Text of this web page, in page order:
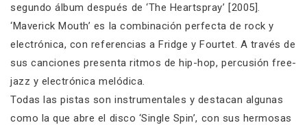
segundo álbum después de ‘The Heartspray’ [2005].
‘Maverick Mouth’ es la combinación perfecta de rock y
electrónica, con referencias a Fridge y Fourtet. A través de
sus canciones presenta ritmos de hip-hop, percusión free-
jazz y electrónica melódica.
Todas las pistas son instrumentales y destacan algunas
como la que abre el disco ‘Single Spin’, con sus hermosas